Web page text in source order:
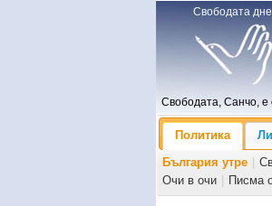
Свободата
Свободата, Санчо, е
Политика
България утре
Очи в очи
Писма